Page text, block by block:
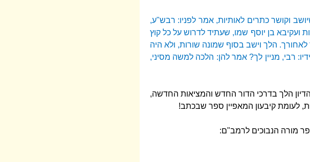
וקושר כתרים לאותיות, אמר לפניו: רבש"ע,
בן יוסף שמו, שעתיד לדרוש על כל קוץ
לאחורך. הלך וישב בסוף שמונה שורות, ולא היה
רבי, מניין לך? אמר להן: הלכה למשה מסיני,
הלך בדרכי הדור החדש והמציאות החדשה,
קיבעון המאפיין ספר שבכתב!
מורה הנבוכים לרמב"ם: